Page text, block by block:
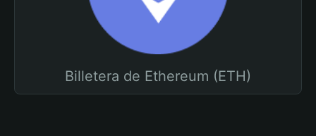
Billetera de Ethereum (ETH)